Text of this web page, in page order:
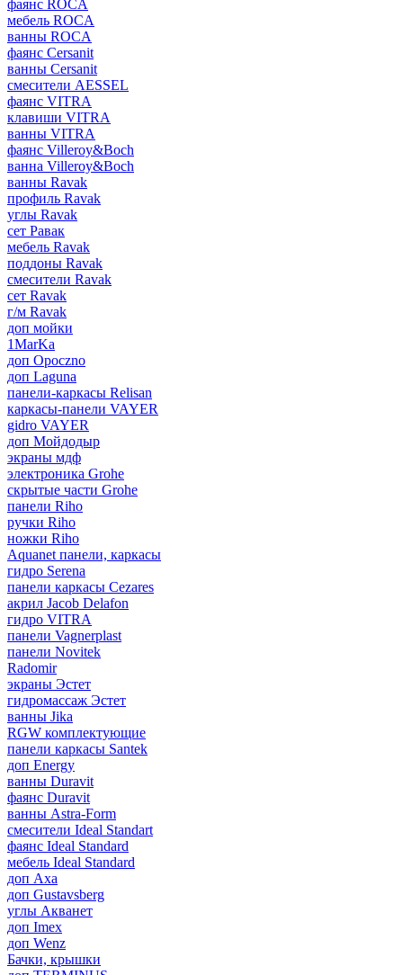
фаянс ROCA
мебель ROCA
ванны ROCA
фаянс Cersanit
ванны Cersanit
смесители AESSEL
фаянс VITRA
клавиши VITRA
ванны VITRA
фаянс Villeroy&Boch
ванна Villeroy&Boch
ванны Ravak
профиль Ravak
углы Ravak
сет Равак
мебель Ravak
поддоны Ravak
смесители Ravak
сет Ravak
г/м Ravak
доп мойки
1MarKa
доп Opoczno
доп Laguna
панели-каркасы Relisan
каркасы-панели VAYER
gidro VAYER
доп Мойдодыр
экраны мдф
электроника Grohe
скрытые части Grohe
панели Riho
ручки Riho
ножки Riho
Aquanet панели, каркасы
гидро Serena
панели каркасы Cezares
акрил Jacob Delafon
гидро VITRA
панели Vagnerplast
панели Novitek
Radomir
экраны Эстет
гидромассаж Эстет
ванны Jika
RGW комплектующие
панели каркасы Santek
доп Energy
ванны Duravit
фаянс Duravit
ванны Astra-Form
смесители Ideal Standart
фаянс Ideal Standard
мебель Ideal Standard
доп Axa
доп Gustavsberg
углы Акванет
доп Imex
доп Wenz
Бачки, крышки